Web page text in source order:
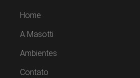
Home
A Masotti
Ambientes
Contato